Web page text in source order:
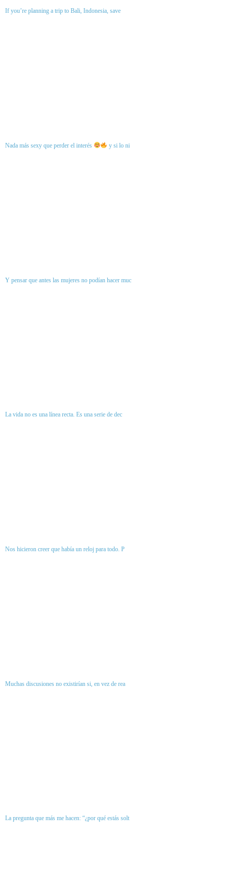
If you’re planning a trip to Bali, Indonesia, save
Nada más sexy que perder el interés y si lo ni
Y pensar que antes las mujeres no podían hacer muc
La vida no es una línea recta. Es una serie de dec
Nos hicieron creer que había un reloj para todo. P
Muchas discusiones no existirían si, en vez de rea
La pregunta que más me hacen: “¿por qué estás solt